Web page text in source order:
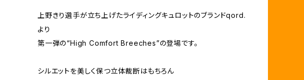
上野きり選手が立ち上げたライディングキュロットのブランドqord.
より
第一弾の“High Comfort Breeches”の登場です。
シルエットを美しく保つ立体裁断はもちろん